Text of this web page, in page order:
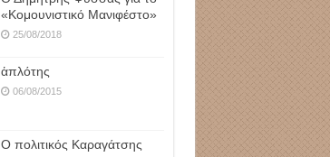
«Κομουνιστικό Μανιφέστο»
25/08/2018
ἁπλότης
06/08/2015
Ο πολιτικός Καραγάτσης